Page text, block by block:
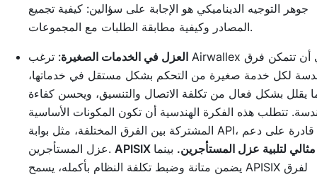
جوهر التوجيه الديناميكي هو الإجابة على سؤالين: كيفية تجميع
المصادر وكيفية مطابقة الطلبات مع المجموعات.
العزل في الخدمات الصغيرة: ترغب Airwallex في أن تتمكن فرق
لكل خدمة صغيرة من التحكم بشكل مستقل في خدماتها،
يقلل بشكل فعال من تكلفة الاتصال والتنسيق، ويحسن كفاءة
تتطلب هذه الفكرة الهندسية أن تكون المكونات الأساسية
المشتركة بين الفرق المختلفة، مثل بوابة API، قادرة على دعم
عزل المستأجرين.
APISIX مثالي لتلبية عزل المستأجرين. بينما
يضمن متانة وضبط تكلفة النظام بأكمله، يسمح APISIX لفرق